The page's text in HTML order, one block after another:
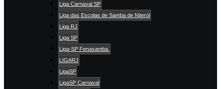
Liga Carnaval SP
Liga das Escolas de Samba de Niterói
Liga RJ
Liga SP
Liga-SP Fenasamba.
LIGARJ
LigaSP
LigaSP Carnaval